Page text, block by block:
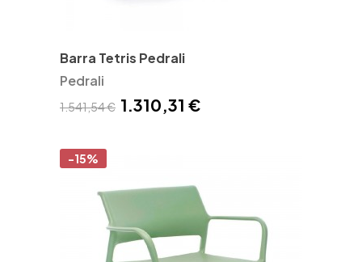
Barra Tetris Pedrali
Pedrali
1.541,54 € 1.310,31 €
-15%